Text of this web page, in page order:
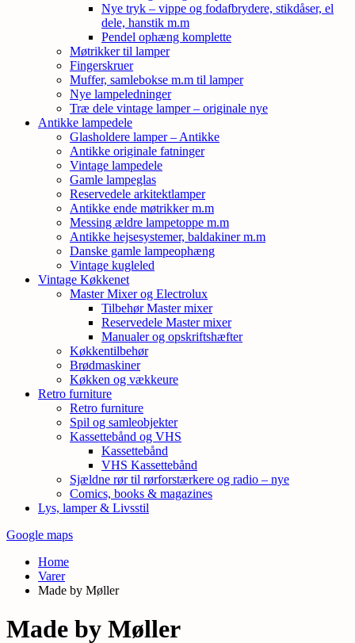
Nye tryk – vippe og fodafbrydere, stikdåser, el
dele, hanstik m.m
Pendel ophæng komplette
Møtrikker til lamper
Fingerskruer
Muffer, samlebokse m.m til lamper
Nye lampeledninger
Træ dele vintage lamper – originale nye
Antikke lampedele
Glasholdere lamper – Antikke
Antikke originale fatninger
Vintage lampedele
Gamle lampeglas
Reservedele arkitektlamper
Antikke ende møtrikker m.m
Messing ældre lampetoppe m.m
Antikke hejsesystemer, baldakiner m.m
Danske gamle lampeophæng
Vintage kugleled
Vintage Køkkenet
Master Mixer og Electrolux
Tilbehør Master mixer
Reservedele Master mixer
Manualer og opskriftshæfter
Køkkentilbehør
Brødmaskiner
Køkken og vækkeure
Retro furniture
Retro furniture
Spil og samleobjekter
Kassettebånd og VHS
Kassettebånd
VHS Kassettebånd
Sjældne rør til rørforstærkere og radio – nye
Comics, books & magazines
Lys, lamper & Livsstil
Google maps
Home
Varer
Made by Møller
Made by Møller